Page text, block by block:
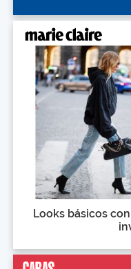
Looks básicos